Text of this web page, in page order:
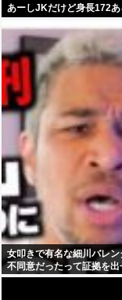
あーしJKだけど身長172
女叩きで有名な細川バレ
不同意だったって証拠を出